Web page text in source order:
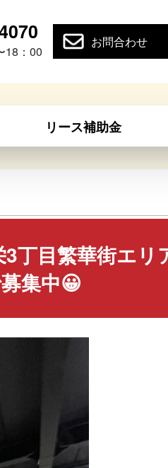
18：00
お問合わせ
リース補助金
3丁目繁華街エリ
集中😀